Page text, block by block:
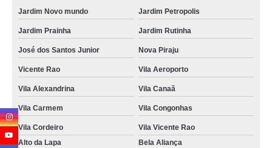
Jardim Novo mundo Jardim Petropolis
Jardim Prainha Jardim Rutinha
José dos Santos Junior Nova Piraju
Vicente Rao Vila Aeroporto
Vila Alexandrina Vila Canaã
Vila Carmem Vila Congonhas
Vila Cordeiro
Vila Vicente Rao
Alto da Lapa
Bela Aliança